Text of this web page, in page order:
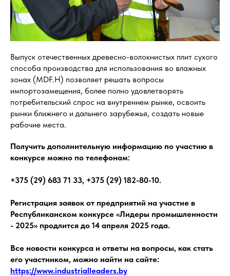
Выпуск отечественных древесно-волокнистых плит сухого
способа производства для использования во влажных
зонах (MDF.Н) позволяет решать вопросы
импортозамещения, более полно удовлетворять
потребительский спрос на внутреннем рынке, освоить
рынки ближнего и дальнего зарубежья, создать новые
рабочие места.
Получить дополнительную информацию по участию в
конкурсе можно по телефонам:
+375 (29) 683 71 33, +375 (29) 182-80-10.
Регистрация заявок от предприятий на участие в
Республиканском конкурсе «Лидеры промышленности
- 2025» продлится до 14 апреля 2025 года.
Все новости конкурса и ответы на вопросы, как стать
его участником, можно найти на сайте:
https://www.industrialleaders.by